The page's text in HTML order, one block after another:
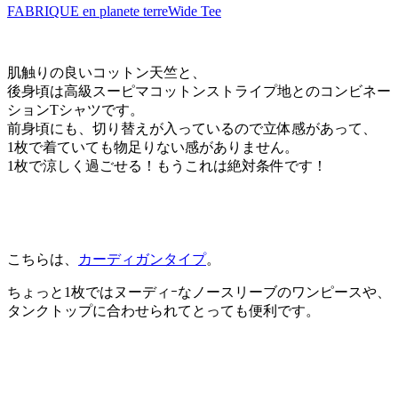
FABRIQUE en planete terreWide Tee
肌触りの良いコットン天竺と、
後身頃は高級スーピマコットンストライプ地とのコンビネー
ションTシャツです。
前身頃にも、切り替えが入っているので立体感があって、
1枚で着ていても物足りない感がありません。
1枚で涼しく過ごせる！もうこれは絶対条件です！
こちらは、 カーディガンタイプ。
ちょっと1枚ではヌーディｰなノースリーブのワンピースや、
タンクトップに合わせられてとっても便利です。